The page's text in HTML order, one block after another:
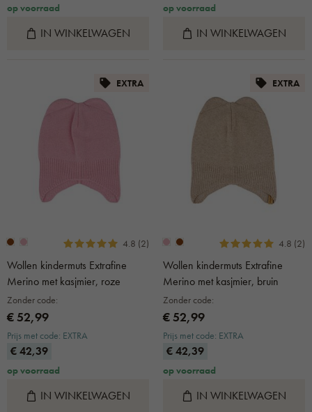
op voorraad
IN WINKELWAGEN
op voorraad
IN WINKELWAGEN
EXTRA
4.8 (2)
Wollen kindermuts Extrafine
Merino met kasjmier, roze
Zonder code:
€ 52,99
Prijs met code: EXTRA
€ 42,39
op voorraad
IN WINKELWAGEN
EXTRA
4.8 (2)
Wollen kindermuts Extrafine
Merino met kasjmier, bruin
Zonder code:
€ 52,99
Prijs met code: EXTRA
€ 42,39
op voorraad
IN WINKELWAGEN